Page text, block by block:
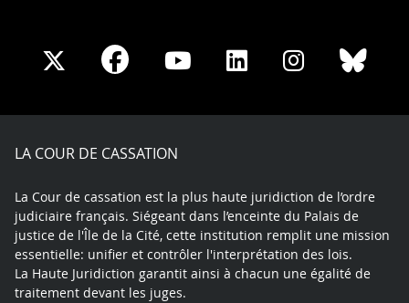
Share
X
Share
Facebook
Share
Youtube
Share
LinkedIn
Share
Instagram
LA COUR DE CASSATION
La Cour de cassation est la plus haute juridiction de l’ordre
judiciaire français. Siégeant dans l’enceinte du Palais de
justice de l'Île de la Cité, cette institution remplit une mission
essentielle: unifier et contrôler l'interprétation des lois.
La Haute Juridiction garantit ainsi à chacun une égalité de
traitement devant les juges.